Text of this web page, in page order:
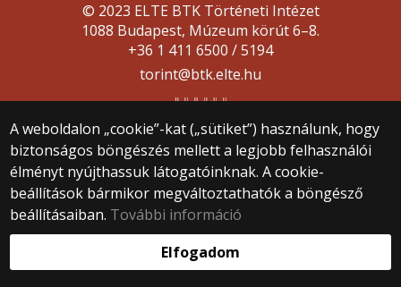
A weboldalon „cookie”-kat („sütiket”) használunk, hogy
biztonságos böngészés mellett a legjobb felhasználói
élményt nyújthassuk látogatóinknak. A cookie-
beállítások bármikor megváltoztathatók a böngésző
beállításaiban. További információ
Elfogadom
© 2023 ELTE BTK Történeti Intézet
1088 Budapest, Múzeum körút 6–8.
+36 1 411 6500 / 5194
torint@btk.elte.hu
Webfejlesztés: